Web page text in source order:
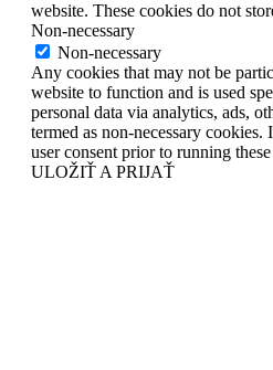
website. These cookies do not
Non-necessary
Non-necessary
Any cookies that may not be
website to function and is used
personal data via analytics, ads,
termed as non-necessary
user consent prior to running
ULOŽIŤ A PRIJAŤ